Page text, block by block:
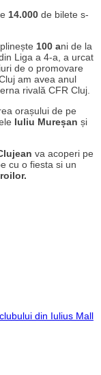
14.000 de bilete s-
100 ani de la
Liga a 4-a, a urcat
de o promovare
am avea anul
rivală CFR Cluj.
orașului de pe
Iuliu Mureșan și
va acoperi pe
cu o fiesta si un
din Iulius Mall